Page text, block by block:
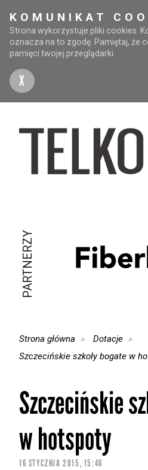
KOMUNIKAT
Strona wykorzystuje pliki cookies.
oznacza na to zgodę. Pamiętaj, że
pamięci twojej przeglądarki.
X
PARTNERZY
Strona główna
Dotacje
Szczecińskie szkoły bogate w
Szczecińskie
w hotspoty
16 STYCZNIA 2015, 15:46